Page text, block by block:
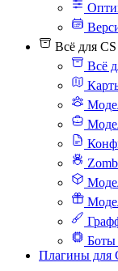
Всё для
Всё
Боты
Плагины для